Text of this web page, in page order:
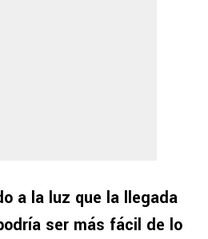
a la luz que la llegada
ser más fácil de lo